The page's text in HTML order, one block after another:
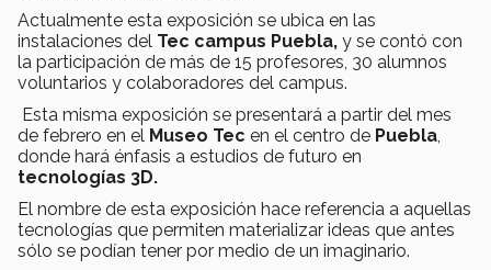
Actualmente esta exposición se ubica en las
instalaciones del Tec campus Puebla, y se contó con
la participación de más de 15 profesores, 30 alumnos
voluntarios y colaboradores del campus.
Esta misma exposición se presentará a partir del mes
de febrero en el Museo Tec en el centro de Puebla,
donde hará énfasis a estudios de futuro en
tecnologías 3D.
El nombre de esta exposición hace referencia a aquellas
tecnologías que permiten materializar ideas que antes
sólo se podían tener por medio de un imaginario.